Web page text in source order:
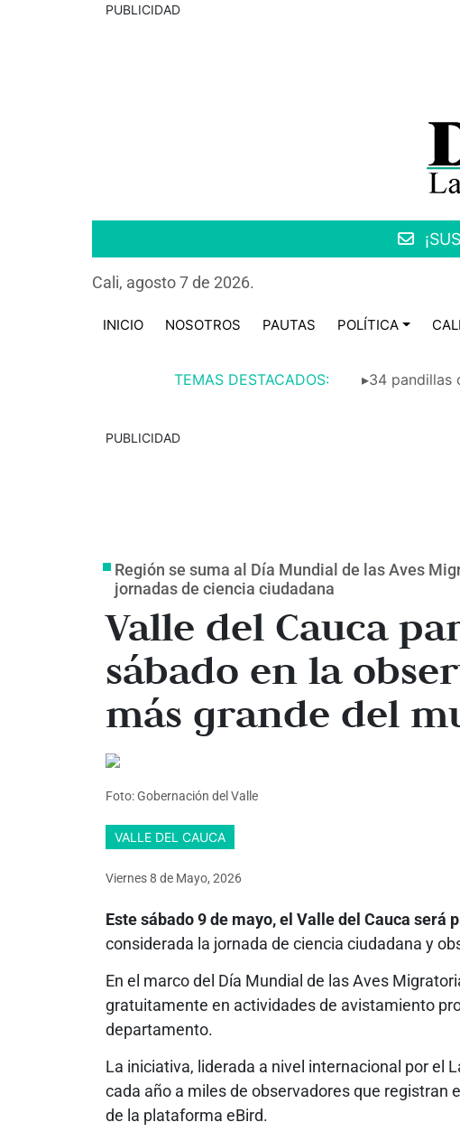
PUBLICIDAD
Cali, agosto 7 de 2026.
INICIO NOSOTROS PAUTAS POLÍTICA CALI
TEMAS DESTACADOS: ▸34 pandillas
PUBLICIDAD
Región se suma al Día Mundial de las Aves
jornadas de ciencia ciudadana
Valle del Cauca
sábado en la
más grande del
Foto: Gobernación del Valle
VALLE DEL CAUCA
Viernes 8 de Mayo, 2026
Este sábado 9 de mayo, el Valle del Cauca será
considerada la jornada de ciencia ciudadana y
En el marco del Día Mundial de las Aves
gratuitamente en actividades de avistamiento
departamento.
La iniciativa, liderada a nivel internacional por el
cada año a miles de observadores que registran
de la plataforma eBird.